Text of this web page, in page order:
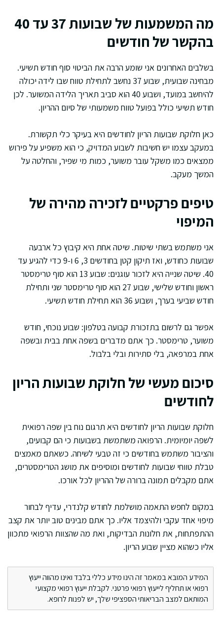
מה המשמעות של שבועות 37 עד 40
בהקשר של חודשים
בשלבים האחרונים אני שומע הרבה את הביטוי סוף חודש תשיעי.
מבחינה שבועית, שבוע 37 נחשב לתחילת טווח שבו לידה יכולה
להיחשב במועד, ושבוע 40 הוא סביב תאריך הלידה המשוער. לכן
חודש תשיעי כולל בפועל טווח משמעותי של סיום ההריון.
כאן חלוקת שבועות הריון לחודשים היא בעיקר כלי תקשורת.
במעקב עצמו יש חשיבות לשבוע המדויק, כי הוא משפיע על פירוש
ממצאים כמו משקל עובר משוער, כמות מי שפיר, והחלטה על
המשך מעקב.
טיפים פרקטיים לזכירה מהירה של
המיפוי
אני משתמש בשתי שיטות. שיטה אחת היא קיבוץ כל ארבעה
שבועות כחודש, ואז תיקון קטן בחודשים 3, 6 ו-9 כדי להגיע עד
40. שיטה שנייה היא לזכור עוגנים: שבוע 13 הוא סוף טרימסטר
ראשון וחודש שלישי, שבוע 27 הוא סוף טרימסטר שני ותחילת
חודש שביעי בערך, ושבוע 36 הוא תחילת חודש תשיעי.
אפשר גם לרשום בתזכורת קבועה בטלפון: שבוע נוכחי, חודש
משוער, טרימסטר. כך אתם מדברים בשפה אחת בבית ובשפה
אחת במרפאה, בלי סתירות ובלי בלבול.
סיכום מעשי של חלוקת שבועות הריון
לחודשים
חלוקת שבועות הריון לחודשים היא תרגום נוח בין שפה רפואית
לשפה יומיומית. הרפואה משתמשת בשבועות כי הם קבועים,
והציבור משתמש בחודשים כי זה טבעי לשיחה. כשאתם מאמצים
טבלת טווחי שבועות לחודשים ומוסיפים את מושג הטרימסטרים,
אתם מקבלים תמונה ברורה של ההריון לכל אורכו.
במקום לחפש התאמה מושלמת לחודש קלנדרי, עדיף לבחור
מיפוי אחד עקבי ולהיצמד אליו. כך אתם מבינים טוב יותר את קצב
ההתפתחות, את חלונות הבדיקות, ואת מה שהצוות הרפואי מתכוון
אליו כשהוא מציין שבוע הריון.
המידע המובא במאמר זה הינו מידע כללי בלבד ואינו מהווה ייעוץ
רפואי או תחליף לייעוץ רפואי פרטני. לקבלת ייעוץ רפואי מקצועי
המותאם למצב הבריאותי הספציפי שלך, יש לפנות לרופא.